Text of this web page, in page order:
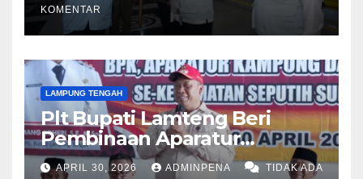
KOMENTAR
LAMPUNG TENGAH
Plt Bupati Lamteng Beri
Pembinaan Aparatur
Kampung
APRIL 30, 2026 ADMINPENA TIDAK ADA